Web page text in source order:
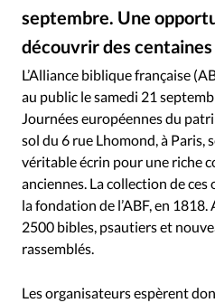
RUBRIQUES
Toute l'actualité Bible
Eglises
Histoire Laicité
Mission
Monde People
Société
septembre. Une
découvrir des
L’Alliance biblique française
au public le samedi 21
Journées européennes du
sol du 6 rue Lhomond, à Paris,
véritable écrin pour une riche
anciennes. La collection de ces
la fondation de l’ABF, en 1818.
2500 bibles, psautiers et
rassemblés.
Les organisateurs espèrent